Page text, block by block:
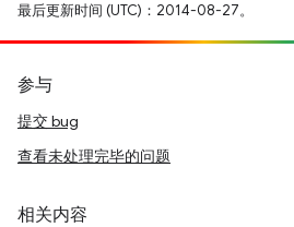
最后更新时间 (UTC)：2014-08-27。
参与
提交 bug
查看未处理完毕的问题
相关内容